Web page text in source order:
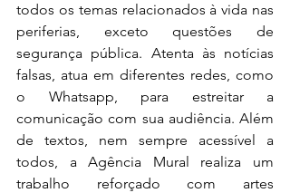
todos os temas relacionados à vida nas
periferias, exceto questões de
segurança pública. Atenta às notícias
falsas, atua em diferentes redes, como
o Whatsapp, para estreitar a
comunicação com sua audiência. Além
de textos, nem sempre acessível a
todos, a Agência Mural realiza um
trabalho reforçado com artes